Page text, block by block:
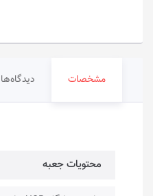
مشخصات دیدگاه‌ها
محتویات جعبه